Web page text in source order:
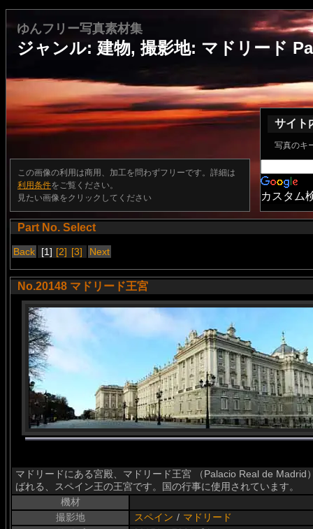
ゆんフリー写真素材集
ジャンル: 建物, 撮影地: マドリード
この画像の利用は商用、加工を問わずフリーです。詳細は
利用条件をご覧ください。
見たい画像をクリックしてください
サイト
写真のキ
カスタム
Part No. Select
Back [1] [2] [3] Next
No.20148 マドリード王宮
マドリードにある宮殿、マドリード王宮 （Palacio Real de
ばれる、スペイン王の王宮です。国の行事に使用されています。
機材
撮影地
スペイン / マドリード